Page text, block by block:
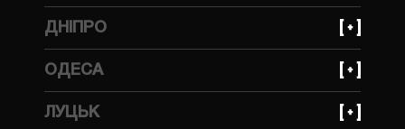
вулиця Стрийська, 45 Ж
ДНІПРО
просп. Богдана Хмельницького, 148А
ОДЕСА
вулиця Тракторна, 1А
ЛУЦЬК